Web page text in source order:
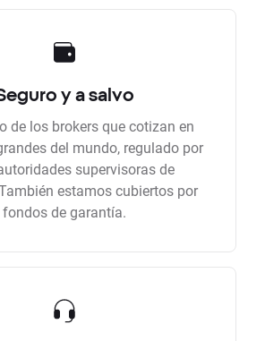
y a salvo
de los brokers que cotizan en
del mundo, regulado por
supervisoras de
estamos cubiertos por
fondos de garantía.